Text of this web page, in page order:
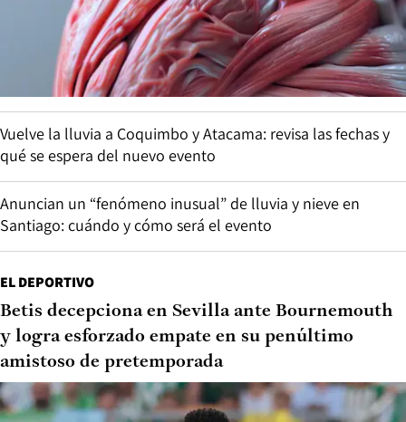
Vuelve la lluvia a Coquimbo y Atacama: revisa las fechas y
qué se espera del nuevo evento
Anuncian un “fenómeno inusual” de lluvia y nieve en
Santiago: cuándo y cómo será el evento
EL DEPORTIVO
Betis decepciona en Sevilla ante Bournemouth
y logra esforzado empate en su penúltimo
amistoso de pretemporada